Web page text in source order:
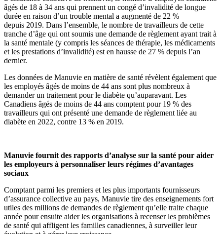
âgés de 18 à 34 ans qui prennent un congé d’invalidité de longue
durée en raison d’un trouble mental a augmenté de 22 %
depuis 2019. Dans l’ensemble, le nombre de travailleurs de cette
tranche d’âge qui ont soumis une demande de règlement ayant trait à
la santé mentale (y compris les séances de thérapie, les médicaments
et les prestations d’invalidité) est en hausse de 27 % depuis l’an
dernier.
Les données de Manuvie en matière de santé révèlent également que
les employés âgés de moins de 44 ans sont plus nombreux à
demander un traitement pour le diabète qu’auparavant. Les
Canadiens âgés de moins de 44 ans comptent pour 19 % des
travailleurs qui ont présenté une demande de règlement liée au
diabète en 2022, contre 13 % en 2019.
Manuvie fournit des rapports d’analyse sur la santé pour aider
les employeurs à personnaliser leurs régimes d’avantages
sociaux
Comptant parmi les premiers et les plus importants fournisseurs
d’assurance collective au pays, Manuvie tire des enseignements fort
utiles des millions de demandes de règlement qu’elle traite chaque
année pour ensuite aider les organisations à recenser les problèmes
de santé qui affligent les familles canadiennes, à surveiller leur